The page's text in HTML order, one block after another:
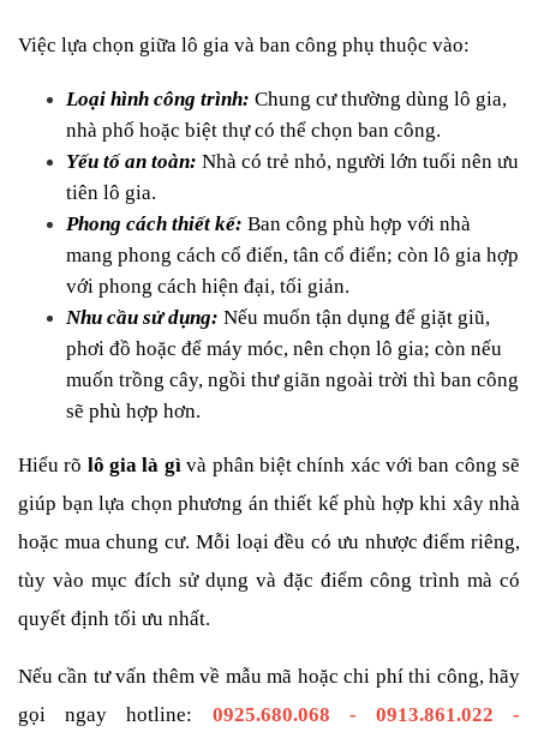
Việc lựa chọn giữa lô gia và ban công phụ thuộc vào:
Loại hình công trình: Chung cư thường dùng lô gia,
nhà phố hoặc biệt thự có thể chọn ban công.
Yếu tố an toàn: Nhà có trẻ nhỏ, người lớn tuổi nên ưu
tiên lô gia.
Phong cách thiết kế: Ban công phù hợp với nhà
mang phong cách cổ điển, tân cổ điển; còn lô gia hợp
với phong cách hiện đại, tối giản.
Nhu cầu sử dụng: Nếu muốn tận dụng để giặt giũ,
phơi đồ hoặc để máy móc, nên chọn lô gia; còn nếu
muốn trồng cây, ngồi thư giãn ngoài trời thì ban công
sẽ phù hợp hơn.
Hiểu rõ lô gia là gì và phân biệt chính xác với ban công sẽ
giúp bạn lựa chọn phương án thiết kế phù hợp khi xây nhà
hoặc mua chung cư. Mỗi loại đều có ưu nhược điểm riêng,
tùy vào mục đích sử dụng và đặc điểm công trình mà có
quyết định tối ưu nhất.
Nếu cần tư vấn thêm về mẫu mã hoặc chi phí thi công, hãy
gọi ngay hotline: 0925.680.068 - 0913.861.022 -